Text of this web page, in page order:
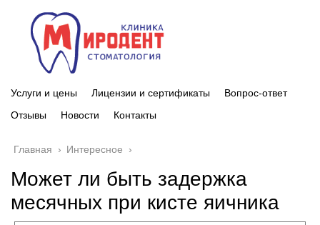
Услуги и цены Лицензии и сертификаты
Вопрос-ответ
Отзывы
Новости Контакты
Главная › Интересное ›
Может ли быть задержка
месячных при кисте яичника